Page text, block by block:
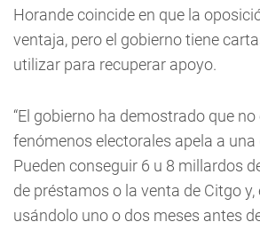
Horande coincide en que la
ventaja, pero el gobierno tiene
utilizar para recuperar apoyo.
“El gobierno ha demostrado que
fenómenos electorales apela a
Pueden conseguir 6 u 8 millardos
de préstamos o la venta de Citgo y,
usándolo uno o dos meses antes